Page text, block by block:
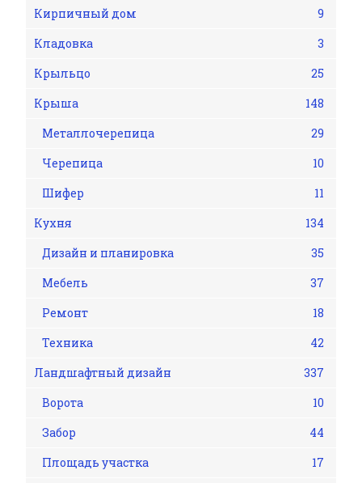
Кирпичный дом
9
Кладовка
3
Крыльцо
25
Крыша
148
Металлочерепица
29
Черепица
10
Шифер
11
Кухня
134
Дизайн и планировка
35
Мебель
37
Ремонт
18
Техника
42
Ландшафтный дизайн
337
Ворота
10
Забор
44
Площадь участка
17